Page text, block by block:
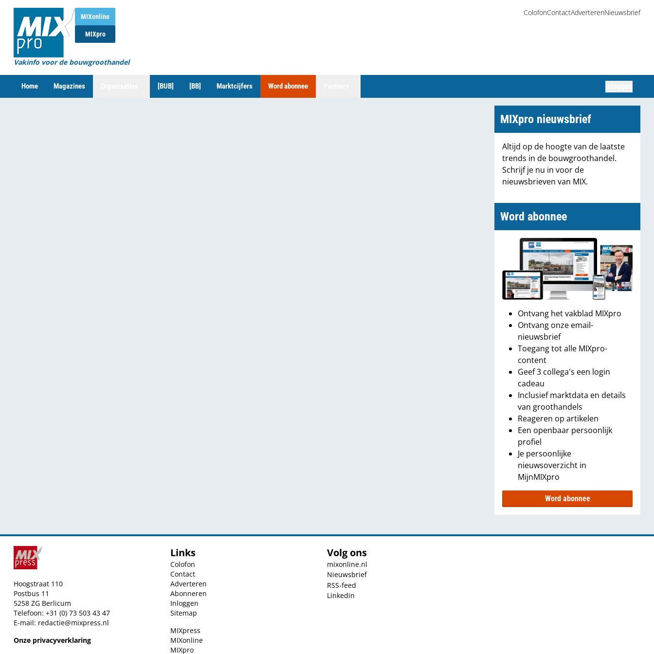
MIXonline
MIXpro
Vakinfo voor de bouwgroothandel
ColofonContactAdverterenNieuwsbrief
Home Magazines [BUB] [BB] Marktcijfers Word abonnee
MIXpro nieuwsbrief
Altijd op de hoogte van de laatste
trends in de bouwgroothandel.
Schrijf je nu in voor de
nieuwsbrieven van MIX.
Word abonnee
Ontvang het vakblad MIXpro
Ontvang onze email-
nieuwsbrief
Toegang tot alle MIXpro-
content
Geef 3 collega's een login
cadeau
Inclusief marktdata en details
van groothandels
Reageren op artikelen
Een openbaar persoonlijk
profiel
Je persoonlijke
nieuwsoverzicht in
MijnMIXpro
Word abonnee
Hoogstraat 110
Postbus 11
5258 ZG Berlicum
Telefoon: +31 (0) 73 503 43 47
E-mail: redactie@mixpress.nl
Onze privacyverklaring
Links
Colofon
Contact
Adverteren
Abonneren
Inloggen
Sitemap
MIXpress
MIXonline
MIXpro
Volg ons
mixonline.nl
Nieuwsbrief
RSS-feed
Linkedin